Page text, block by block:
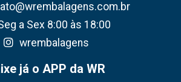
a Sex 8:00 às 18:00
wrembalagens
já o APP da WR